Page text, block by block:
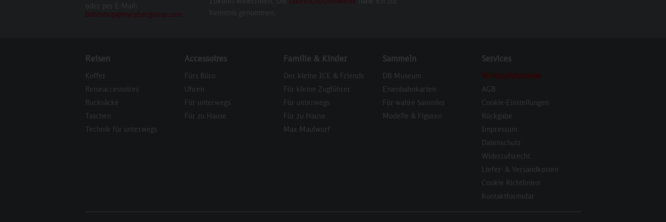
oder per E-Mail:
bahnshop@mycybergroup.com
Kenntnis genommen.
Reisen
Koffer
Reiseaccessoires
Rucksäcke
Taschen
Technik für unterwegs
Accessoires
Fürs Büro
Uhren
Für unterwegs
Für zu Hause
Familie & Kinder
Der kleine ICE & Friends
Für kleine Zugführer
Für unterwegs
Für zu Hause
Max Maulwurf
Sammeln
DB Museum
Eisenbahnkarten
Für wahre Sammler
Modelle & Figuren
Services
Widerrufsformular
AGB
Cookie-Einstellungen
Rückgabe
Impressum
Datenschutz
Widerrufsrecht
Liefer- & Versandkosten
Cookie Richtlinien
Kontaktformular